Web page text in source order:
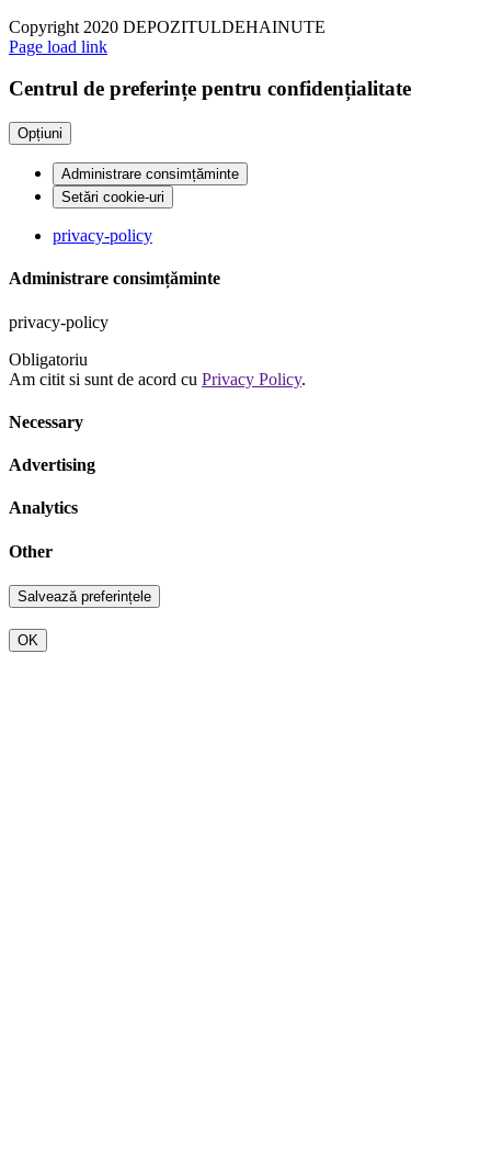
Copyright 2020 DEPOZITULDEHAINUTE
Page load link
Centrul de preferințe pentru confidențialitate
Opțiuni
Administrare consimțăminte
Setări cookie-uri
privacy-policy
Administrare consimțăminte
privacy-policy
Obligatoriu
Am citit si sunt de acord cu Privacy Policy.
Necessary
Advertising
Analytics
Other
OK